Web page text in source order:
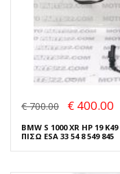
€ 700.00 € 400.00
BMW S 1000 XR HP 19
ΠΙΣΩ ESA 33 54 8 549 845